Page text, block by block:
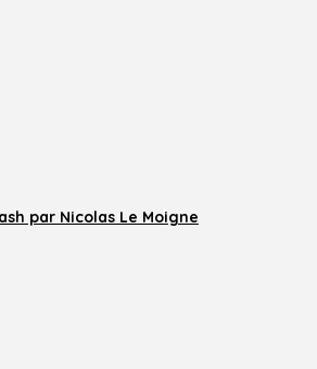
par Nicolas Le Moigne